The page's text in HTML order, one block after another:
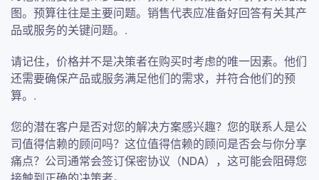
图。预算往往是主要问题。销售代表应准备好回答有关其产
品或服务的关键问题。.
请记住，价格并不是决策者在购买时考虑的唯一因素。他们
还需要确保产品或服务满足他们的需求，并符合他们的预
算。.
您的潜在客户是否对您的解决方案感兴趣？您的联系人是公
司值得信赖的顾问吗？这位值得信赖的顾问是否会与你分享
痛点？公司通常会签订保密协议（NDA），这可能会阻碍您